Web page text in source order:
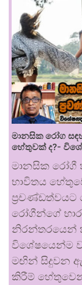
මානසික රෝග
හේතුවක් ද?-
මානසික රෝගී
භාවිතය
ප්‍රචණ්ඩත්වයට
රෝගීන්ගේ
නිරන්තරයෙන්
විශේෂයෙන්ම
මඟින් සිදුවන
කිරීම්